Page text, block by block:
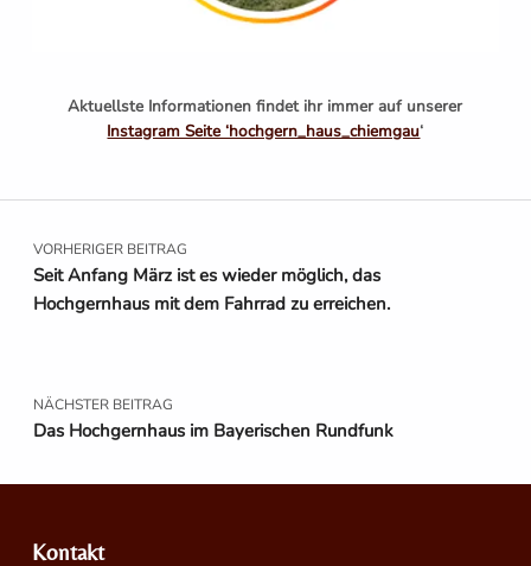
Aktuellste Informationen findet ihr immer auf unserer
Instagram Seite ‘hochgern_haus_chiemgau‘
Beitragsnavigation
VORHERIGER BEITRAG
Seit Anfang März ist es wieder möglich, das
Hochgernhaus mit dem Fahrrad zu erreichen.
NÄCHSTER BEITRAG
Das Hochgernhaus im Bayerischen Rundfunk
Kontakt